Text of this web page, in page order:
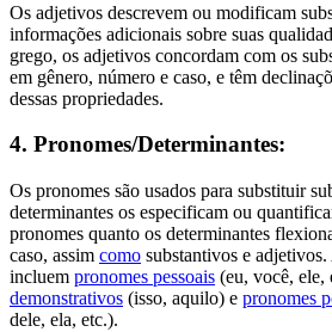
Os adjetivos descrevem ou modificam
informações adicionais sobre suas
grego, os adjetivos concordam com os
em gênero, número e caso, e têm
dessas propriedades.
4. Pronomes/Determinantes:
Os pronomes são usados para substituir
determinantes os especificam ou
pronomes quanto os determinantes
caso, assim como substantivos e
incluem pronomes pessoais (eu, você, ele,
demonstrativos (isso, aquilo) e pronomes
dele, ela, etc.).